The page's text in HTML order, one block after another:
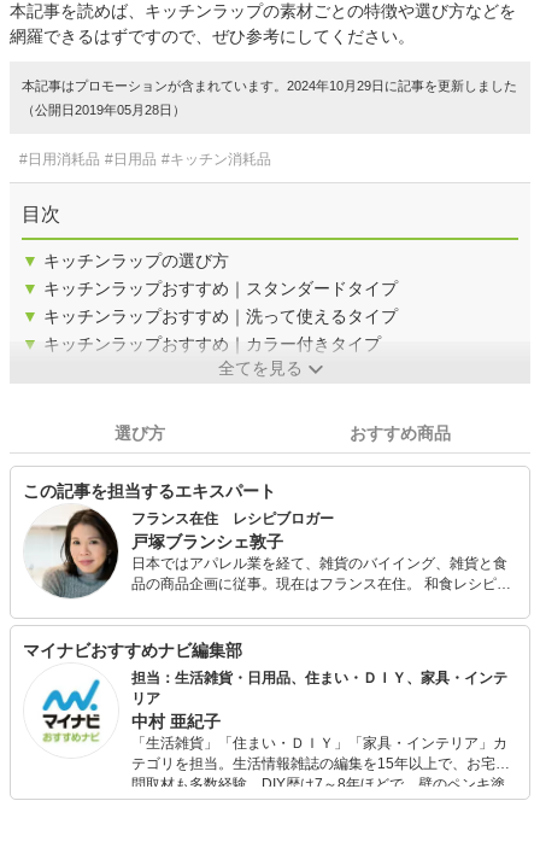
本記事を読めば、キッチンラップの素材ごとの特徴や選び方などを
網羅できるはずですので、ぜひ参考にしてください。
本記事はプロモーションが含まれています。2024年10月29日に記事を更新しました
（公開日2019年05月28日）
#日用消耗品 #日用品 #キッチン消耗品
目次
▼ キッチンラップの選び方
▼ キッチンラップおすすめ｜スタンダードタイプ
▼ キッチンラップおすすめ｜洗って使えるタイプ
▼ キッチンラップおすすめ｜カラー付きタイプ
全てを見る
選び方 おすすめ商品
この記事を担当するエキスパート
フランス在住 レシピブロガー
戸塚ブランシェ敦子
日本ではアパレル業を経て、雑貨のバイイング、雑貨と食
品の商品企画に従事。現在はフランス在住。 和食レシピを
たレシピブログ "La bonne poire -ラフランスの台所-"のブ
ロガー。 その他、不定期料理アトリエの主催、パリを中心
とした情報サイト パリエトワのライター。
マイナビおすすめナビ編集部
担当：生活雑貨・日用品、住まい・ＤＩＹ、家具・インテ
リア
中村 亜紀子
「生活雑貨」「住まい・ＤＩＹ」「家具・インテリア」カ
テゴリを担当。生活情報雑誌の編集を15年以上で、お宅訪
問取材も多数経験。DIY歴は7～8年ほどで、壁のペンキ塗
りや壁紙チェンジなどもチャレンジ済み。初心者でもモノ